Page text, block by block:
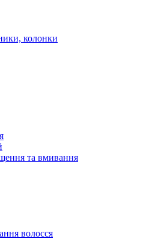
колонки
та вмивання
волосся